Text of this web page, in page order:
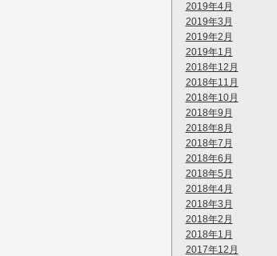
2019年4月
2019年3月
2019年2月
2019年1月
2018年12月
2018年11月
2018年10月
2018年9月
2018年8月
2018年7月
2018年6月
2018年5月
2018年4月
2018年3月
2018年2月
2018年1月
2017年12月